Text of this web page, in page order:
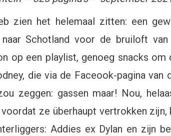
,
Veel
zien het helemaal zitten: een
naar Schotland voor de bruiloft
op een playlist, genoeg snacks
die via de Faceook-pagina
zeggen: gassen maar! Nou,
ze überhaupt vertrokken
Addies ex Dylan en zijn